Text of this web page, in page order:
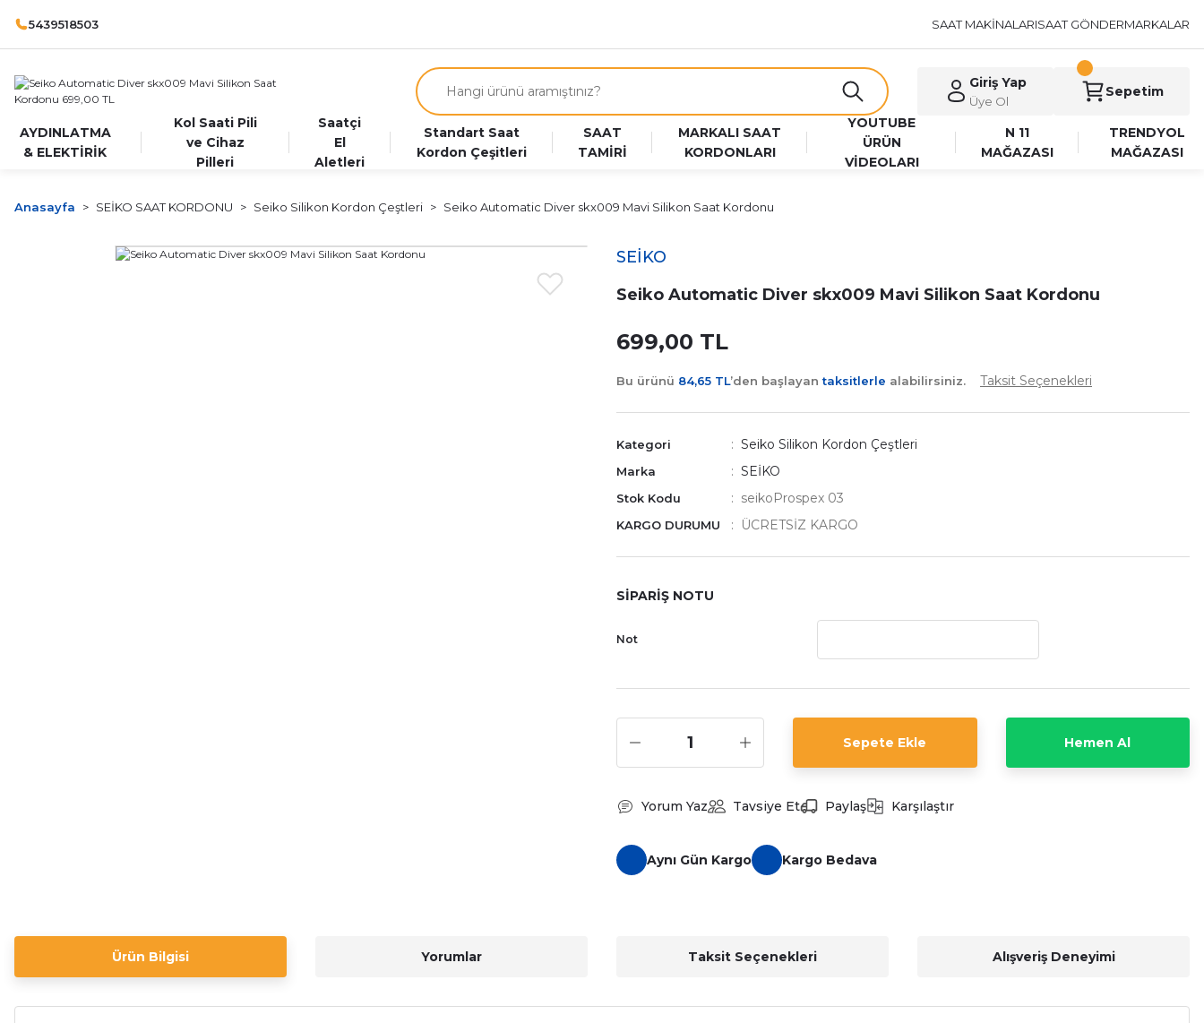
5439518503 SAAT MAKİNALARISAAT GÖNDERMARKALAR
Giriş Yap
Üye Ol
Sepetim
AYDINLATMA
& ELEKTİRİK
Kol Saati Pili
ve Cihaz
Pilleri
Saatçi
El
Aletleri
Standart Saat
Kordon Çeşitleri
SAAT
TAMİRİ
MARKALI SAAT
KORDONLARI
YOUTUBE
ÜRÜN
VİDEOLARI
N 11
MAĞAZASI
TRENDYOL
MAĞAZASI
Anasayfa SEİKO SAAT KORDONU Seiko Silikon Kordon Çeştleri Seiko Automatic Diver skx009 Mavi Silikon Saat Kordonu
SEİKO
Seiko Automatic Diver skx009 Mavi Silikon Saat Kordonu
699,00 TL
Bu ürünü 84,65 TL’den başlayantaksitlerle alabilirsiniz. Taksit Seçenekleri
Kategori Seiko Silikon Kordon Çeştleri
Marka SEİKO
Stok Kodu seikoProspex 03
KARGO DURUMU ÜCRETSİZ KARGO
SİPARİŞ NOTU
Not
Sepete Ekle Hemen Al
Yorum Yaz Tavsiye Et Paylaş Karşılaştır
Aynı Gün Kargo Kargo Bedava
Ürün Bilgisi Yorumlar Taksit Seçenekleri Alışveriş Deneyimi